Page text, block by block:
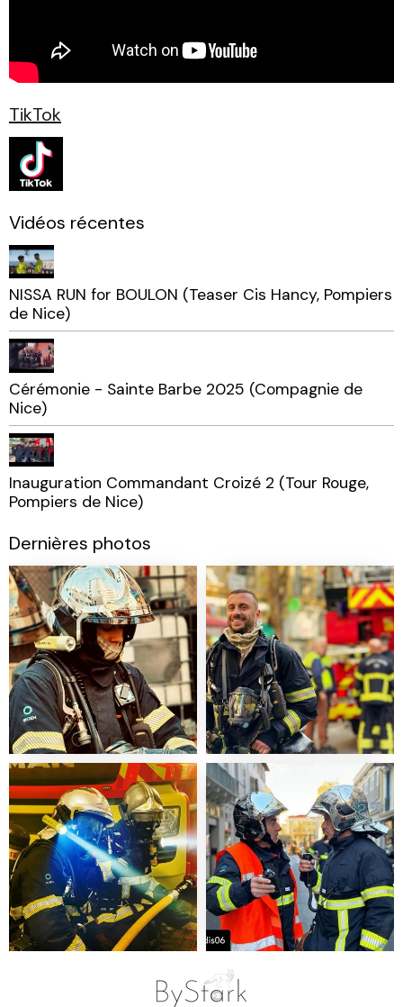
TikTok
Vidéos récentes
NISSA RUN for BOULON (Teaser Cis Hancy, Pompiers
de Nice)
Cérémonie - Sainte Barbe 2025 (Compagnie de
Nice)
Inauguration Commandant Croizé 2 (Tour Rouge,
Pompiers de Nice)
Dernières photos